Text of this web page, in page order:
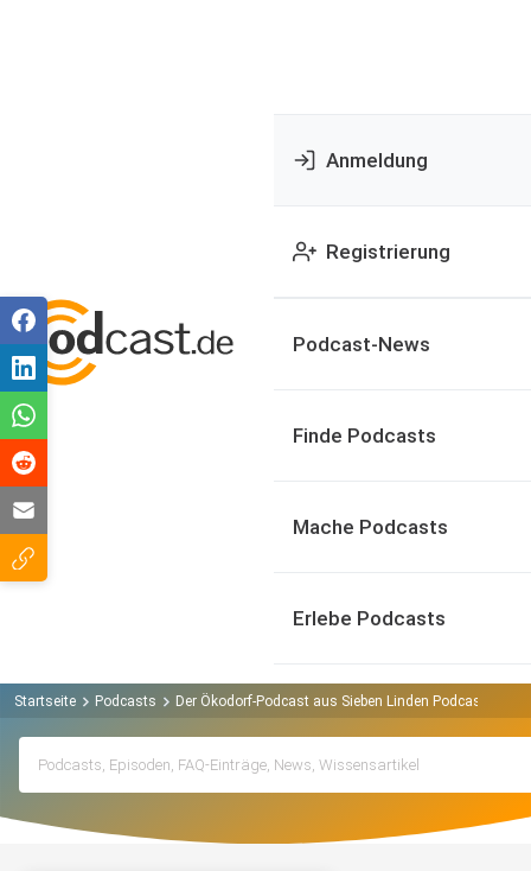
Anmeldung
Registrierung
Podcast-News
Finde Podcasts
Mache Podcasts
Erlebe Podcasts
Startseite Podcasts Der Ökodorf-Podcast aus Sieben Linden Podcast